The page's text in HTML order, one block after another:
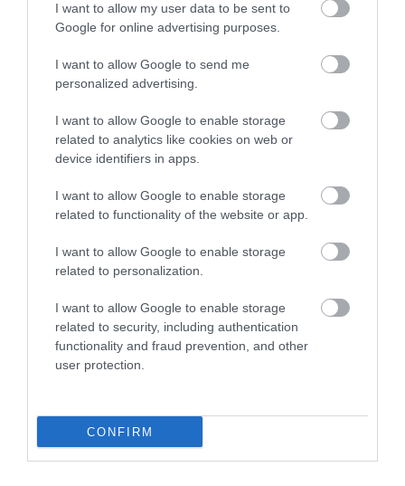
I want to allow my user data to be sent to
Google for online advertising purposes.
I want to allow Google to send me
personalized advertising.
I want to allow Google to enable storage
related to analytics like cookies on web or
device identifiers in apps.
I want to allow Google to enable storage
related to functionality of the website or app.
I want to allow Google to enable storage
related to personalization.
I want to allow Google to enable storage
related to security, including authentication
functionality and fraud prevention, and other
user protection.
CONFIRM
Petra & Fos Boutique Hotel & Spa: Εκεί όπου
η Μάνη μετατρέπεται σε εμπειρία
26.07.2026
Ανοίγει τις πύλες του στις 10 Αυγούστου το
Collection